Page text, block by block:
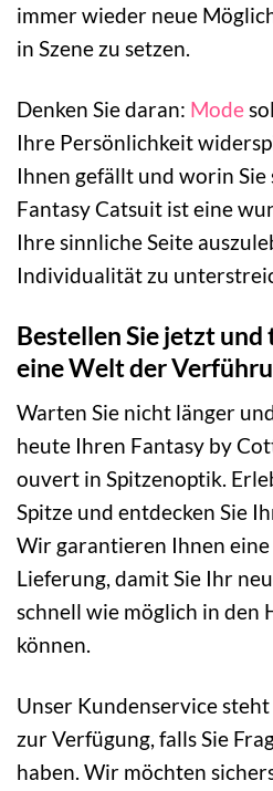
immer wieder neue
in Szene zu setzen.
Denken Sie daran: Mode
Ihre Persönlichkeit
Ihnen gefällt und worin
Fantasy Catsuit ist eine
Ihre sinnliche Seite
Individualität zu
Bestellen Sie jetzt und
eine Welt der
Warten Sie nicht länger
heute Ihren Fantasy by
ouvert in Spitzenoptik.
Spitze und entdecken Sie
Wir garantieren Ihnen
Lieferung, damit Sie Ihr
schnell wie möglich in den
können.
Unser Kundenservice
zur Verfügung, falls Sie
haben. Wir möchten